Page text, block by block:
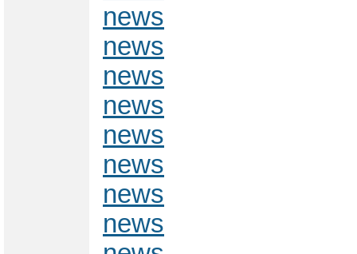
news
news
news
news
news
news
news
news